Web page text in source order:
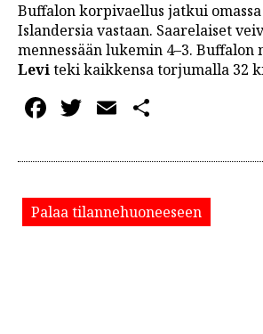
Buffalon korpivaellus jatkui
Islandersia vastaan. Saarelaiset
mennessään lukemin 4–3. Buffalon
Leviteki kaikkensa torjumalla 32
Facebook
Twitter
Email
Palaa tilannehuoneeseen